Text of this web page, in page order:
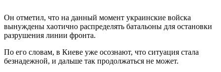
Он отметил, что на данный момент украинские войска
вынуждены хаотично распределять батальоны для остановки
разрушения линии фронта.
По его словам, в Киеве уже осознают, что ситуация стала
безнадежной, и дальше так продолжаться не может.